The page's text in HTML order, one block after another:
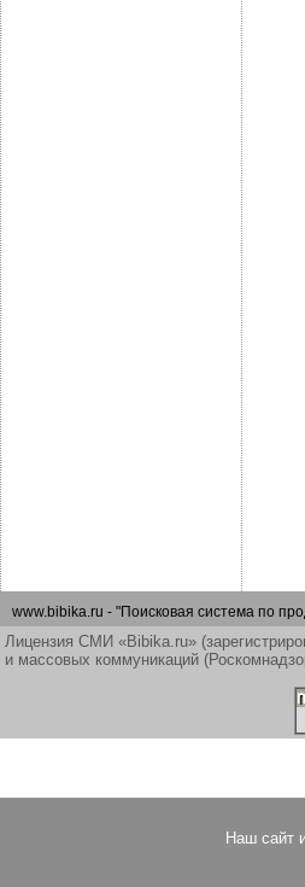
www.bibika.ru - "Поисковая система по
Лицензия СМИ «Bibika.ru»
и массовых коммуникаций
Наш сайт